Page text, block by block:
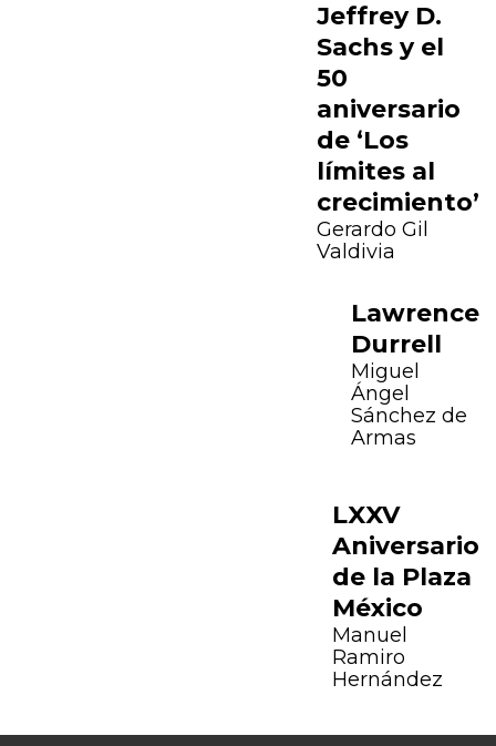
Jeffrey D.
Sachs y el
50
aniversario
de ‘Los
límites al
crecimiento’
Gerardo Gil
Valdivia
Lawrence
Durrell
Miguel
Ángel
Sánchez de
Armas
LXXV
Aniversario
de la Plaza
México
Manuel
Ramiro
Hernández